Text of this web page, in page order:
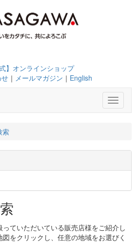
式】オンラインショップ
｜ メールマガジン ｜ English
Toggle
索
ていただいている販売店様をご紹介し
をクリックし、任意の地域をお選びく